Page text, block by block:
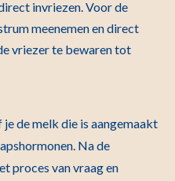
invriezen. Voor de
meenemen en direct
vriezer te bewaren tot
de melk die is aangemaakt
Na de
proces van vraag en